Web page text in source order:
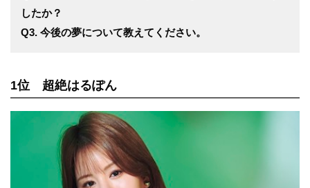
したか？
Q3. 今後の夢について教えてください。
1位 超絶はるぽん